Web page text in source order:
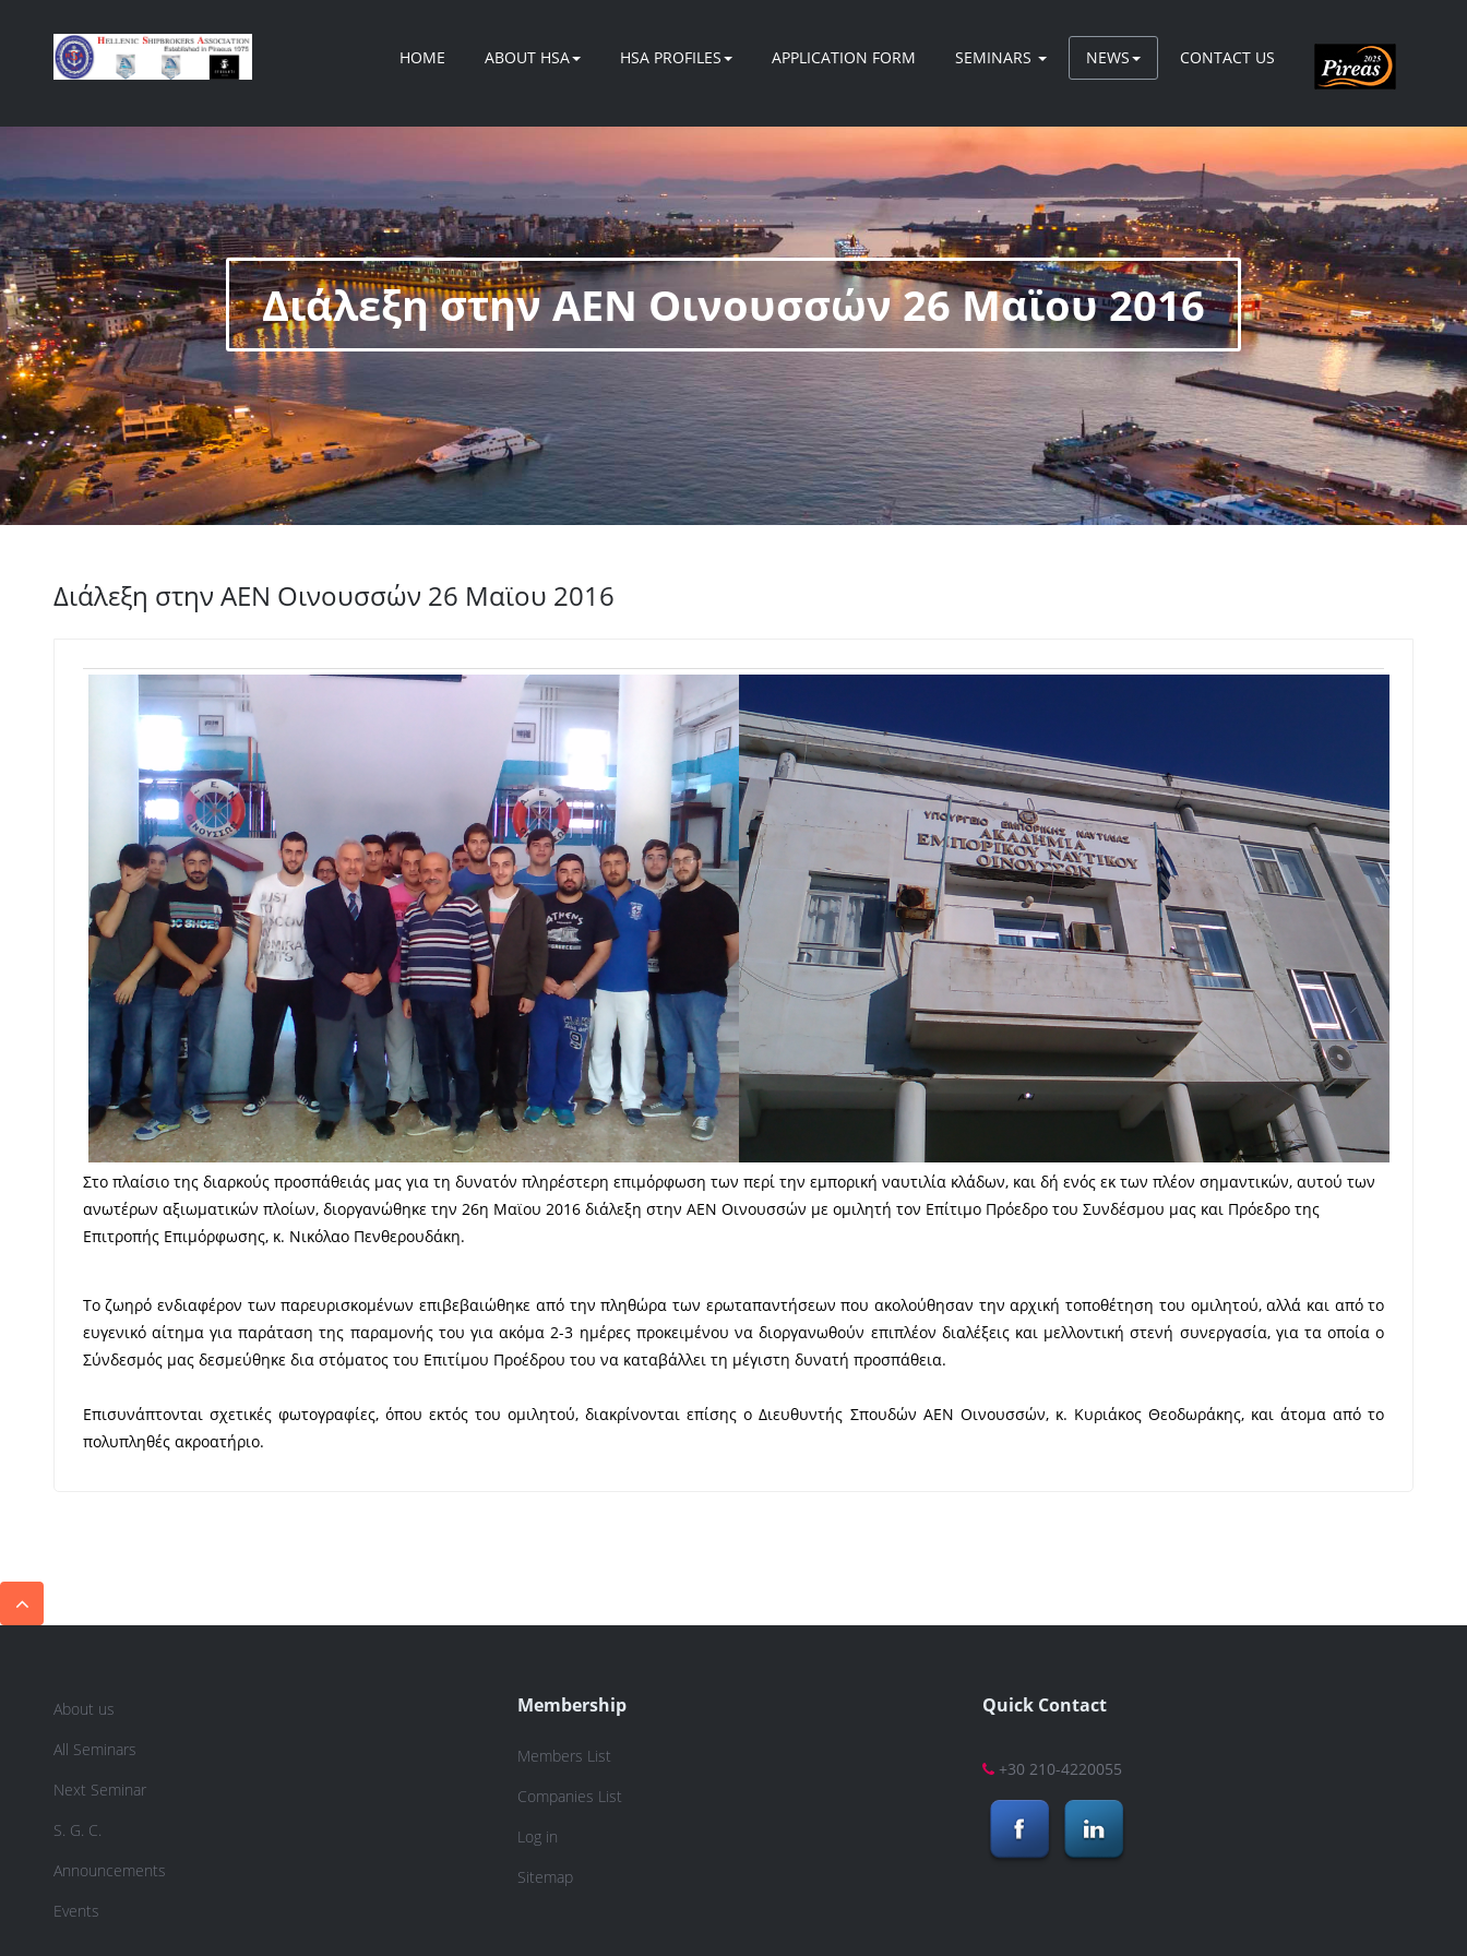
HOME ABOUT HSA HSA PROFILES APPLICATION FORM SEMINARS NEWS CONTACT US
Διάλεξη στην ΑΕΝ Οινουσσών 26 Μαϊου 2016
Διάλεξη στην ΑΕΝ Οινουσσών 26 Μαϊου 2016
Στο πλαίσιο της διαρκούς προσπάθειάς μας για τη δυνατόν πληρέστερη επιμόρφωση των περί την εμπορική ναυτιλία κλάδων, και δή ενός εκ των πλέον σημαντικών, αυτού των
ανωτέρων αξιωματικών πλοίων, διοργανώθηκε την 26η Μαϊου 2016 διάλεξη στην ΑΕΝ Οινουσσών με ομιλητή τον Επίτιμο Πρόεδρο του Συνδέσμου μας και Πρόεδρο της
Επιτροπής Επιμόρφωσης, κ. Νικόλαο Πενθερουδάκη.
Το ζωηρό ενδιαφέρον των παρευρισκομένων επιβεβαιώθηκε από την πληθώρα των ερωταπαντήσεων που ακολούθησαν την αρχική τοποθέτηση του ομιλητού, αλλά και από το
ευγενικό αίτημα για παράταση της παραμονής του για ακόμα 2-3 ημέρες προκειμένου να διοργανωθούν επιπλέον διαλέξεις και μελλοντική στενή συνεργασία, για τα οποία ο
Σύνδεσμός μας δεσμεύθηκε δια στόματος του Επιτίμου Προέδρου του να καταβάλλει τη μέγιστη δυνατή προσπάθεια.
Επισυνάπτονται σχετικές φωτογραφίες, όπου εκτός του ομιλητού, διακρίνονται επίσης ο Διευθυντής Σπουδών ΑΕΝ Οινουσσών, κ. Κυριάκος Θεοδωράκης, και άτομα από το
πολυπληθές ακροατήριο.
About us
All Seminars
Next Seminar
S. G. C.
Announcements
Events
Membership
Members List
Companies List
Log in
Sitemap
Quick Contact
+30 210-4220055